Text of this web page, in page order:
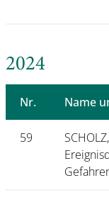
2024
Nr. Name
59